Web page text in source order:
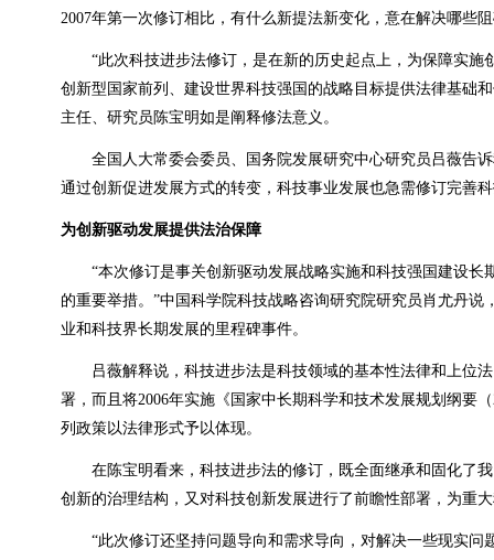
2007年第一次修订相比，有什么新提法新变化，意在解决哪些
“此次科技进步法修订，是在新的历史起点上，为保障实施
创新型国家前列、建设世界科技强国的战略目标提供法律基础
主任、研究员陈宝明如是阐释修法意义。
全国人大常委会委员、国务院发展研究中心研究员吕薇告诉
通过创新促进发展方式的转变，科技事业发展也急需修订完善
为创新驱动发展提供法治保障
“本次修订是事关创新驱动发展战略实施和科技强国建设长
的重要举措。”中国科学院科技战略咨询研究院研究员肖尤丹
业和科技界长期发展的里程碑事件。
吕薇解释说，科技进步法是科技领域的基本性法律和上位法
署，而且将2006年实施《国家中长期科学和技术发展规划纲要（
列政策以法律形式予以体现。
在陈宝明看来，科技进步法的修订，既全面继承和固化了我
创新的治理结构，又对科技创新发展进行了前瞻性部署，为重
“此次修订还坚持问题导向和需求导向，对解决一些现实问